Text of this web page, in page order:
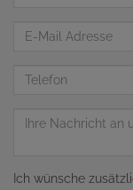
Telefon
Nachricht
Ich wünsche